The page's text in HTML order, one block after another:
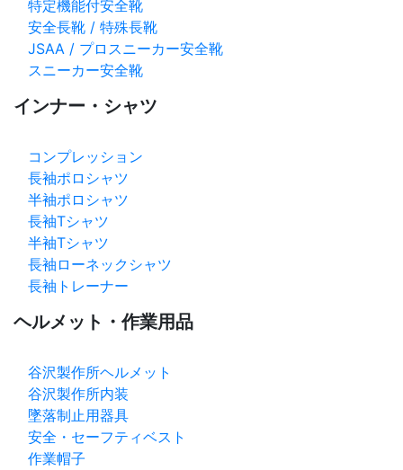
特定機能付安全靴
安全長靴 / 特殊長靴
JSAA / プロスニーカー安全靴
スニーカー安全靴
インナー・シャツ
コンプレッション
長袖ポロシャツ
半袖ポロシャツ
長袖Tシャツ
半袖Tシャツ
長袖ローネックシャツ
長袖トレーナー
ヘルメット・作業用品
谷沢製作所ヘルメット
谷沢製作所内装
墜落制止用器具
安全・セーフティベスト
作業帽子